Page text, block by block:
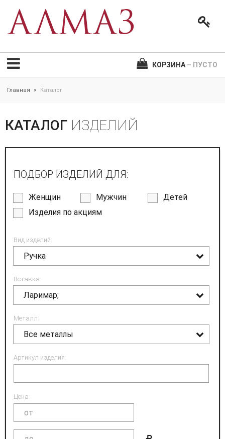
КОРЗИНА – ПУСТО
Главная > Каталог
КАТАЛОГ ИЗДЕЛИЙ
ПОДБОР ИЗДЕЛИЙ ДЛЯ:
Женщин Мужчин
Детей
Изделия по акциям
Вид изделий:
Ручка
Вставка:
Ларимар;
Металл:
Все металлы
Артикул изделия:
Цена: